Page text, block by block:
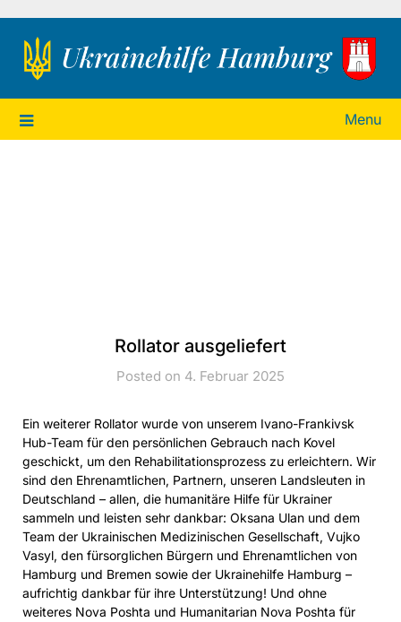
Ukrainehilfe Hamburg
Menu
Rollator ausgeliefert
Posted on 4. Februar 2025
Ein weiterer Rollator wurde von unserem Ivano-Frankivsk
Hub-Team für den persönlichen Gebrauch nach Kovel
geschickt, um den Rehabilitationsprozess zu erleichtern. Wir
sind den Ehrenamtlichen, Partnern, unseren Landsleuten in
Deutschland – allen, die humanitäre Hilfe für Ukrainer
sammeln und leisten sehr dankbar: Oksana Ulan und dem
Team der Ukrainischen Medizinischen Gesellschaft, Vujko
Vasyl, den fürsorglichen Bürgern und Ehrenamtlichen von
Hamburg und Bremen sowie der Ukrainehilfe Hamburg –
aufrichtig dankbar für ihre Unterstützung! Und ohne
weiteres Nova Poshta und Humanitarian Nova Poshta für